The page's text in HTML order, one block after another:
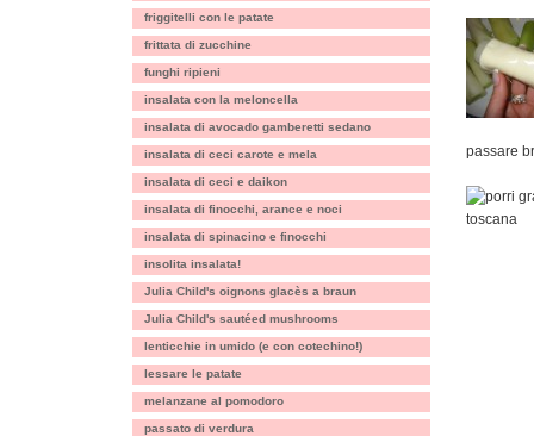
friggitelli con le patate
frittata di zucchine
funghi ripieni
insalata con la meloncella
insalata di avocado gamberetti sedano
insalata di ceci carote e mela
insalata di ceci e daikon
insalata di finocchi, arance e noci
insalata di spinacino e finocchi
insolita insalata!
Julia Child's oignons glacès a braun
Julia Child's sautéed mushrooms
lenticchie in umido (e con cotechino!)
lessare le patate
melanzane al pomodoro
passato di verdura
passare